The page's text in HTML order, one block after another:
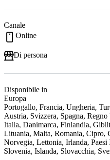
Canale
Online
Di persona
Disponibile in
Europa
Portogallo, Francia, Ungheria,
Austria, Svizzera, Spagna,
Italia, Danimarca, Finlandia,
Lituania, Malta, Romania, Cipro,
Norvegia, Lettonia, Irlanda,
Slovenia, Islanda, Slovacchia,